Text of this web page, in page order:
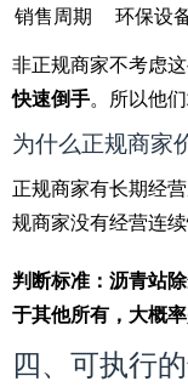
销售周期
环保设
非正规商家不考虑
快速倒手。所以他
为什么正规商家
正规商家有长期经
规商家没有经营连
判断标准：沥青站
于其他所有，大概率
四、可执行